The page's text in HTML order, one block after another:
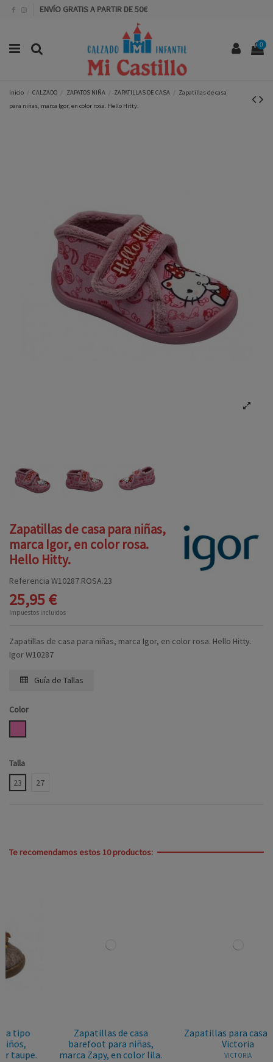
ENVÍO GRATIS A PARTIR DE 50€
0
Inicio CALZADO ZAPATOS NIÑA ZAPATILLAS DE CASA
Zapatillas de casa
para niñas, marca Igor, en color rosa. Hello Hitty.
Zapatillas de casa para niñas,
marca Igor, en color rosa.
Hello Hitty.
Referencia W10287.ROSA.23
25,95 €
Impuestos incluidos
Zapatillas de casa para niñas, marca Igor, en color rosa. Hello Hitty.
Igor W10287
Guía de Tallas
Color
Talla
23
27
Te recomendamos estos 10 productos:
Zapatillas de casa
barefoot para niñas,
marca Zapy, en color lila.
Zapatillas para casa niños